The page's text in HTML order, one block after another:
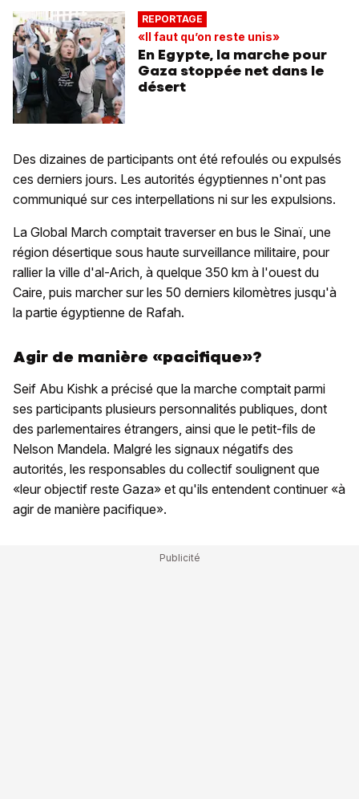
REPORTAGE
«Il faut qu’on reste unis»
En Egypte, la marche pour
Gaza stoppée net dans le
désert
Des dizaines de participants ont été refoulés ou expulsés
ces derniers jours. Les autorités égyptiennes n'ont pas
communiqué sur ces interpellations ni sur les expulsions.
La Global March comptait traverser en bus le Sinaï, une
région désertique sous haute surveillance militaire, pour
rallier la ville d'al-Arich, à quelque 350 km à l'ouest du
Caire, puis marcher sur les 50 derniers kilomètres jusqu'à
la partie égyptienne de Rafah.
Agir de manière «pacifique»?
Seif Abu Kishk a précisé que la marche comptait parmi
ses participants plusieurs personnalités publiques, dont
des parlementaires étrangers, ainsi que le petit-fils de
Nelson Mandela. Malgré les signaux négatifs des
autorités, les responsables du collectif soulignent que
«leur objectif reste Gaza» et qu'ils entendent continuer «à
agir de manière pacifique».